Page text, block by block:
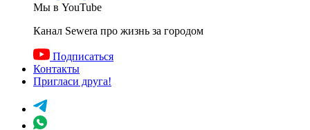
Мы в YouTube
Канал Sewera про жизнь за городом
Подписаться
Контакты
Пригласи друга!